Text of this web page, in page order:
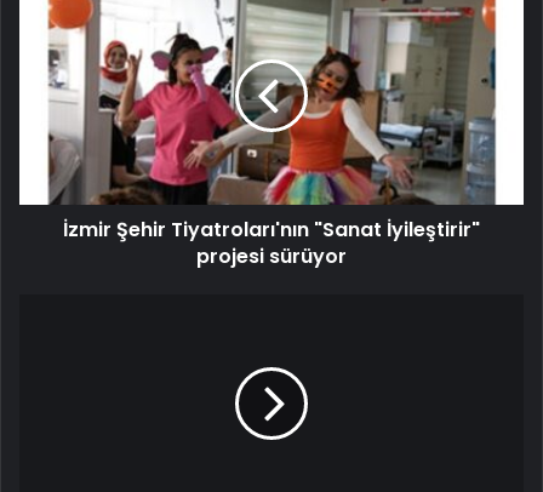
İzmir Şehir Tiyatroları'nın "Sanat İyileştirir"
projesi sürüyor